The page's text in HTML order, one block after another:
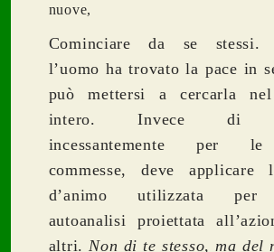
nuove,
Cominciare da se stessi.
l’uomo ha trovato la pace in
può mettersi a cercarla
intero. Invece di
incessantemente per
commesse, deve applicare
d’animo utilizzata per
autoanalisi proiettata
altri. Non di te stesso, ma del